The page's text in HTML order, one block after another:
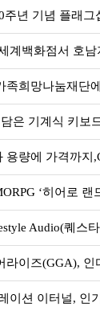
주년 기념 플래
20 국내 출시
계백화점서 호
족희망나눔재단
부은 기계식 키보
용량에 가격까지
‘히어로 랜
Audio(퀘스
라이즈(GGA), 인
이션 이터널, 인